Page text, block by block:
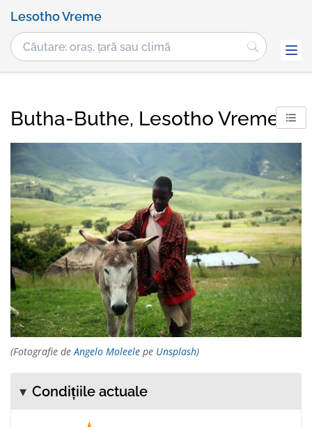
Lesotho Vreme
Butha-Buthe, Lesotho Vremea
(Fotografie de Angelo Moleele pe Unsplash)
Condițiile actuale